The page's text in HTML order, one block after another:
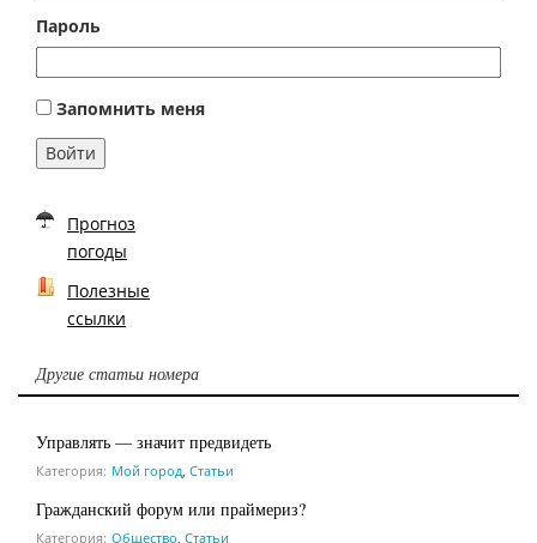
Пароль
Запомнить меня
Войти
Прогноз
погоды
Полезные
ссылки
Другие статьи номера
Управлять — значит предвидеть
Категория: Мой город Статьи
Гражданский форум или праймериз?
Категория: Общество Статьи